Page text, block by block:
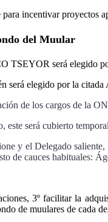
incentivar proyectos
del Muular
será elegido
será elegido por la citada
de los cargos de la
será cubierto
y el Delegado
de cauces habituales:
3º facilitar la
de muulares de cada